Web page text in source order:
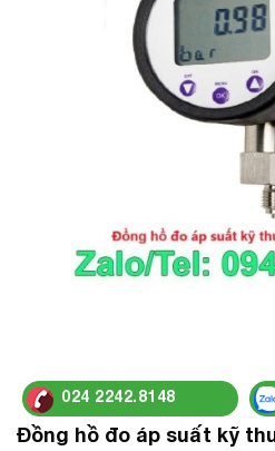
024 2242.8148
Đồng hồ đo áp suất kỹ